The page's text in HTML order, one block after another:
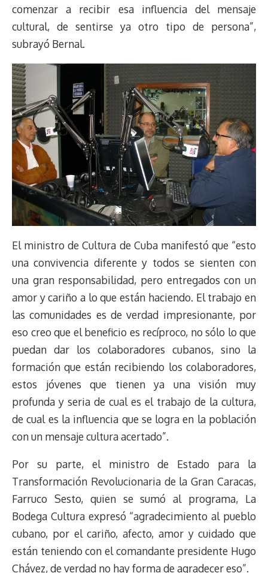
comenzar a recibir esa influencia del mensaje
cultural, de sentirse ya otro tipo de persona”,
subrayó Bernal.
El ministro de Cultura de Cuba manifestó que “esto
una convivencia diferente y todos se sienten con
una gran responsabilidad, pero entregados con un
amor y cariño a lo que están haciendo. El trabajo en
las comunidades es de verdad impresionante, por
eso creo que el beneficio es recíproco, no sólo lo que
puedan dar los colaboradores cubanos, sino la
formación que están recibiendo los colaboradores,
estos jóvenes que tienen ya una visión muy
profunda y seria de cual es el trabajo de la cultura,
de cual es la influencia que se logra en la población
con un mensaje cultura acertado”.
Por su parte, el ministro de Estado para la
Transformación Revolucionaria de la Gran Caracas,
Farruco Sesto, quien se sumó al programa, La
Bodega Cultura expresó “agradecimiento al pueblo
cubano, por el cariño, afecto, amor y cuidado que
están teniendo con el comandante presidente Hugo
Chávez, de verdad no hay forma de agradecer eso”.